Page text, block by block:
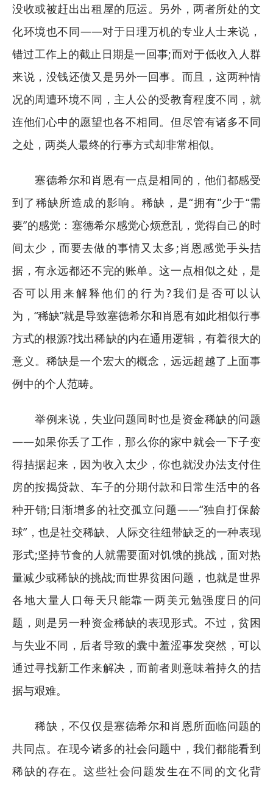
没收或被赶出出租屋的厄运。另外，两者所处的文
化环境也不同——对于日理万机的专业人士来说，
错过工作上的截止日期是一回事;而对于低收入人群
来说，没钱还债又是另外一回事。而且，这两种情
况的周遭环境不同，主人公的受教育程度不同，就
连他们心中的愿望也各不相同。但尽管有诸多不同
之处，两类人最终的行事方式却非常相似。
塞德希尔和肖恩有一点是相同的，他们都感受
到了稀缺所造成的影响。稀缺，是“拥有”少于“需
要”的感觉：塞德希尔感觉心烦意乱，觉得自己的时
间太少，而要去做的事情又太多;肖恩感觉手头拮
据，有永远都还不完的账单。这一点相似之处，是
否可以用来解释他们的行为?我们是否可以认
为，“稀缺”就是导致塞德希尔和肖恩有如此相似行事
方式的根源?找出稀缺的内在通用逻辑，有着很大的
意义。稀缺是一个宏大的概念，远远超越了上面事
例中的个人范畴。
举例来说，失业问题同时也是资金稀缺的问题
——如果你丢了工作，那么你的家中就会一下子变
得拮据起来，因为收入太少，你也就没办法支付住
房的按揭贷款、车子的分期付款和日常生活中的各
种开销;日渐增多的社交孤立问题——“独自打保龄
球”，也是社交稀缺、人际交往纽带缺乏的一种表现
形式;坚持节食的人就需要面对饥饿的挑战，面对热
量减少或稀缺的挑战;而世界贫困问题，也就是世界
各地大量人口每天只能靠一两美元勉强度日的问
题，则是另一种资金稀缺的表现形式。不过，贫困
与失业不同，后者导致的囊中羞涩事发突然，可以
通过寻找新工作来解决，而前者则意味着持久的拮
据与艰难。
稀缺，不仅仅是塞德希尔和肖恩所面临问题的
共同点。在现今诸多的社会问题中，我们都能看到
稀缺的存在。这些社会问题发生在不同的文化背